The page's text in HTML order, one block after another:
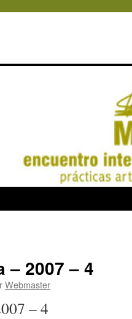
– 2007 – 4
Webmaster
– 4